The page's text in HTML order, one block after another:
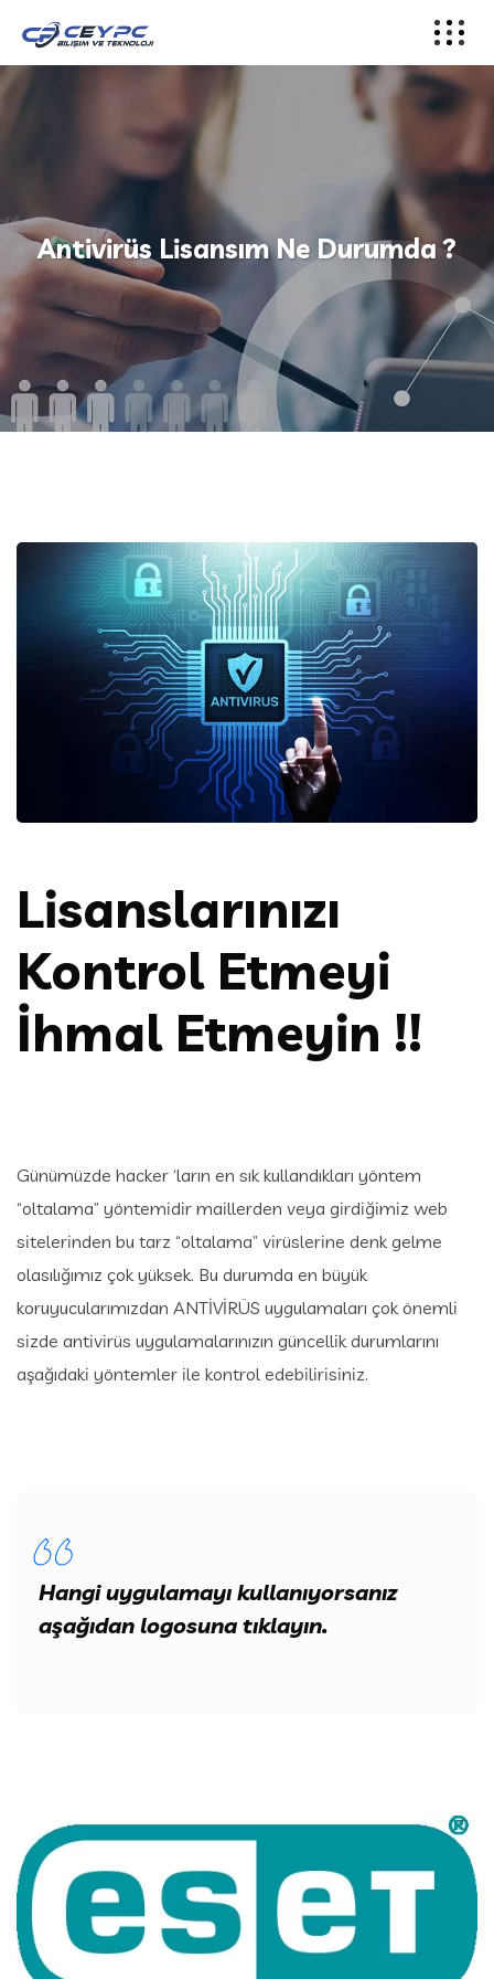
Antivirüs Lisansım Ne Durumda ?
Lisanslarınızı
Kontrol Etmeyi
İhmal Etmeyin !!
Günümüzde hacker ‘ların en sık kullandıkları yöntem
“oltalama” yöntemidir maillerden veya girdiğimiz web
sitelerinden bu tarz “oltalama” virüslerine denk gelme
olasılığımız çok yüksek. Bu durumda en büyük
koruyucularımızdan ANTİVİRÜS uygulamaları çok önemli
sizde antivirüs uygulamalarınızın güncellik durumlarını
aşağıdaki yöntemler ile kontrol edebilirisiniz.
Hangi uygulamayı kullanıyorsanız
aşağıdan logosuna tıklayın.